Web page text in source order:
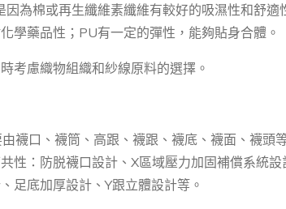
為棉或再生纖維素纖維有較好的吸濕性和舒適
學藥品性；PU有一定的彈性，能夠貼身合體。
考慮織物組織和紗線原料的選擇。
襪口、襪筒、高跟、襪跟、襪底、襪面、襪頭
性：防脱襪口設計、X區域壓力加固補償系統
足底加厚設計、Y跟立體設計等。